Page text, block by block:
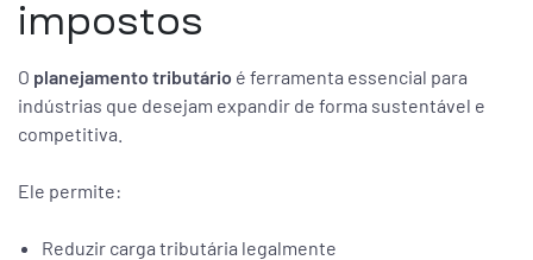
impostos
O planejamento tributário é ferramenta essencial para
indústrias que desejam expandir de forma sustentável e
competitiva.
Ele permite:
Reduzir carga tributária legalmente